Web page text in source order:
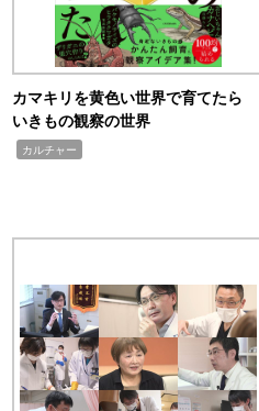
カマキリを黄色い世界で育てたら
いきもの観察の世界
カルチャー